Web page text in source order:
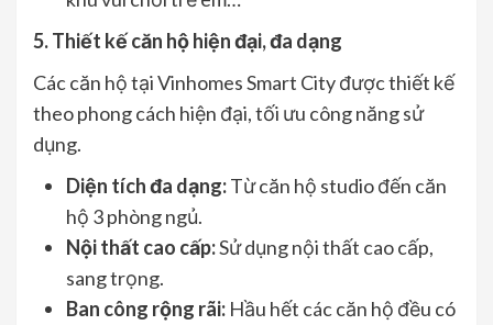
5. Thiết kế căn hộ hiện đại, đa dạng
Các căn hộ tại Vinhomes Smart City được thiết kế
theo phong cách hiện đại, tối ưu công năng sử
dụng.
Diện tích đa dạng:Từ căn hộ studio đến căn
hộ 3 phòng ngủ.
Nội thất cao cấp:Sử dụng nội thất cao cấp,
sang trọng.
Ban công rộng rãi: Hầu hết các căn hộ đều có